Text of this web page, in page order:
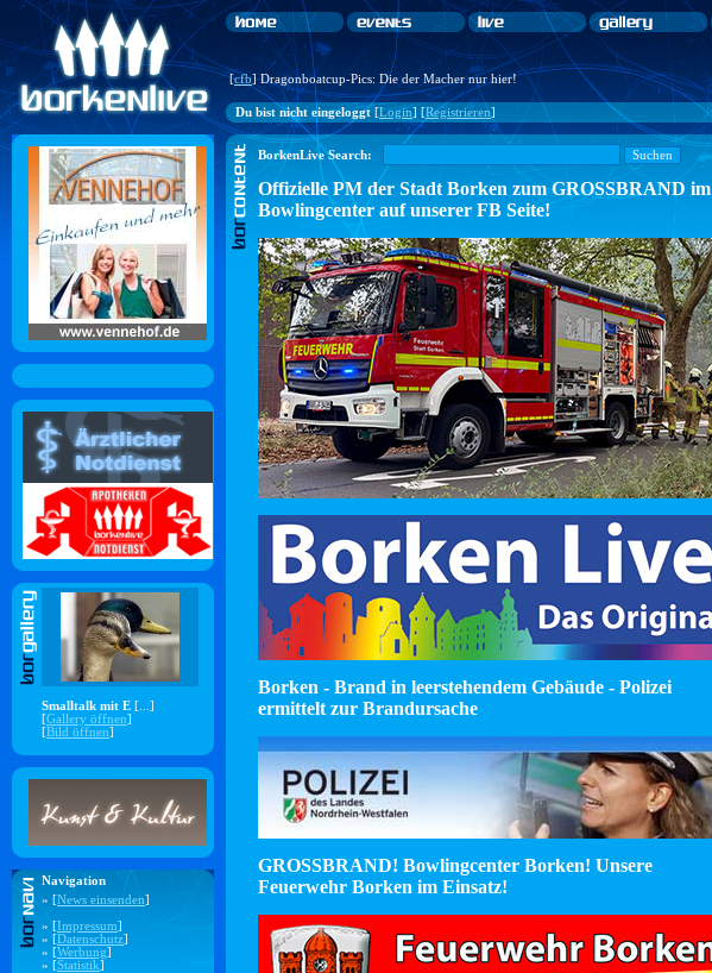
[cfb] Dragonboatcup-Pics: Die der Macher nur hier!
Du bist nicht eingeloggt[Login] [Registrieren]
Smalltalk mit E [...]
[Gallery öffnen]
[Bild öffnen]
Navigation
» [News einsenden]
» [Impressum]
» [Datenschutz]
» [Werbung]
» [Statistik]
BorkenLive Search:
Offizielle PM der Stadt Borken zum GROSSBRAND im
Bowlingcenter auf unserer FB Seite!
Borken - Brand in leerstehendem Gebäude - Polizei
ermittelt zur Brandursache
GROSSBRAND! Bowlingcenter Borken! Unsere
Feuerwehr Borken im Einsatz!